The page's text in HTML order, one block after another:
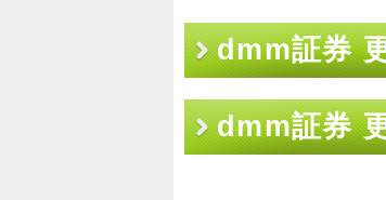
dmm証券
dmm証券